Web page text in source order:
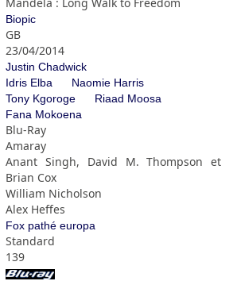
Biopic
GB
23/04/2014
Justin Chadwick
Idris Elba
Naomie Harris
Tony Kgoroge
Riaad Moosa
Fana Mokoena
Blu-Ray
Amaray
Anant Singh, David M. Thompson et
Brian Cox
William Nicholson
Alex Heffes
Fox pathé europa
Standard
139